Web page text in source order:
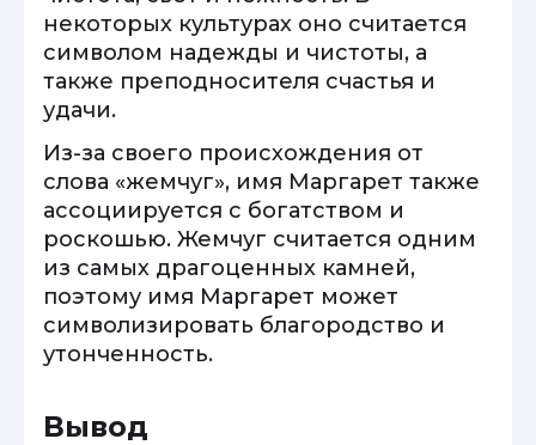
некоторых культурах оно считается
символом надежды и чистоты, а
также преподносителя счастья и
удачи.
Из-за своего происхождения от
слова «жемчуг», имя Маргарет также
ассоциируется с богатством и
роскошью. Жемчуг считается одним
из самых драгоценных камней,
поэтому имя Маргарет может
символизировать благородство и
утонченность.
Вывод